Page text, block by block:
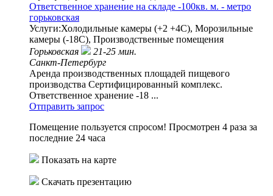
Ответственное хранение на складе -100кв. м. - метро
горьковская
Услуги:Холодильные камеры (+2 +4С), Морозильные
камеры (-18С), Производственные помещения
Горьковская
21-25 мин.
Санкт-Петербург
Аренда производственных площадей пищевого
производства Сертифицированный комплекс.
Ответственное хранение -18 ...
Отправить запрос
Помещение пользуется спросом! Просмотрен 4 раза за
последние 24 часа
Показать на карте
Скачать презентацию